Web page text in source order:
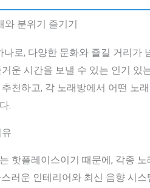
와 분위기 즐기기
로, 다양한 문화와 즐길 거리가
운 시간을 보낼 수 있는 인기 있
천하고, 각 노래방에서 어떤 노
.
핫플레이스이기 때문에, 각종
러운 인테리어와 최신 음향 시